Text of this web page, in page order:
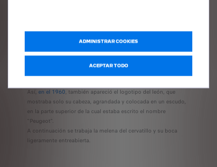
Así, en el 1960, también apareció el logotipo del león, que
mostraba solo su cabeza, agrandada y colocada en un escudo,
en la parte superior de la cual estaba escrito el nombre
"Peugeot".
A continuación se trabaja la melena del cervatillo y su boca
ligeramente entreabierta.
ADMINISTRAR COOKIES
ACEPTAR TODO